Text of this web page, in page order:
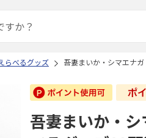
らべるグッズ 吾妻まいか・シマエナ
吾妻まいか・